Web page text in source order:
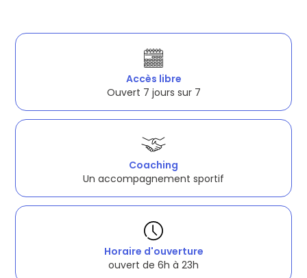
Accès libre
Ouvert 7 jours sur 7
Coaching
Un accompagnement sportif
Horaire d'ouverture
ouvert de 6h à 23h